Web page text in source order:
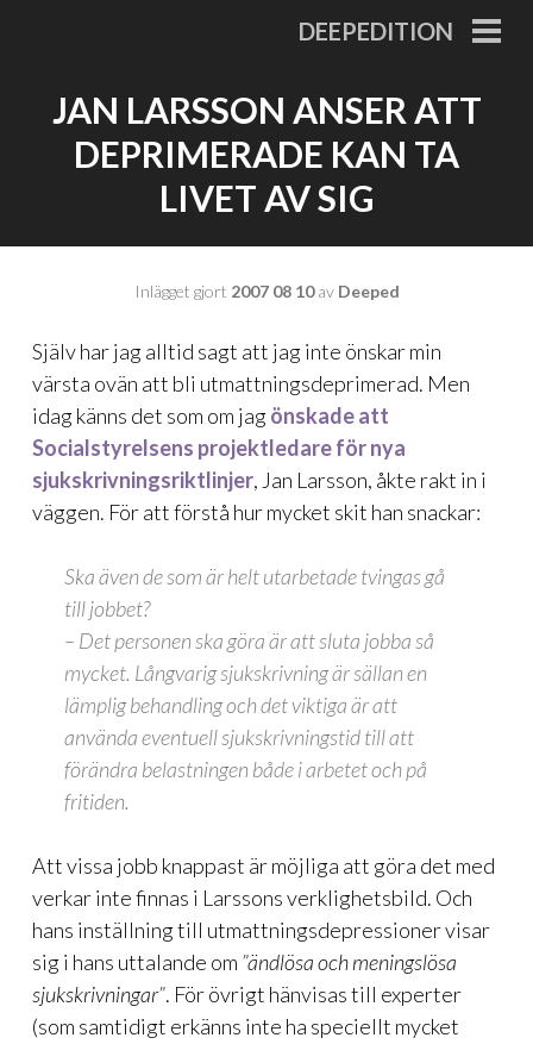
DEEPEDITION
JAN LARSSON ANSER ATT
DEPRIMERADE KAN TA
LIVET AV SIG
Inlägget gjort 2007 08 10av Deeped
Själv har jag alltid sagt att jag inte önskar min
värsta ovän att bli utmattningsdeprimerad. Men
idag känns det som om jagönskade att
Socialstyrelsens projektledare för nya
sjukskrivningsriktlinjer, Jan Larsson, åkte rakt in i
väggen. För att förstå hur mycket skit han snackar:
Ska även de som är helt utarbetade tvingas gå
till jobbet?
– Det personen ska göra är att sluta jobba så
mycket. Långvarig sjukskrivning är sällan en
lämplig behandling och det viktiga är att
använda eventuell sjukskrivningstid till att
förändra belastningen både i arbetet och på
fritiden.
Att vissa jobb knappast är möjliga att göra det med
verkar inte finnas i Larssons verklighetsbild. Och
hans inställning till utmattningsdepressioner visar
sig i hans uttalande om ”ändlösa och meningslösa
sjukskrivningar”. För övrigt hänvisas till experter
(som samtidigt erkänns inte ha speciellt mycket